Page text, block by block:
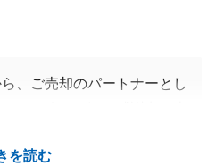
を読む
、ご売却のパートナーとし
私にとっても非常に楽し